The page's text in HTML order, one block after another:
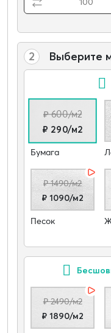
2 Выберите
₽ 600/м2
₽ 290/м2
Бумага
₽ 1490/м2
₽ 1090/м2
Песок
₽ 2490/м2
₽ 1890/м2